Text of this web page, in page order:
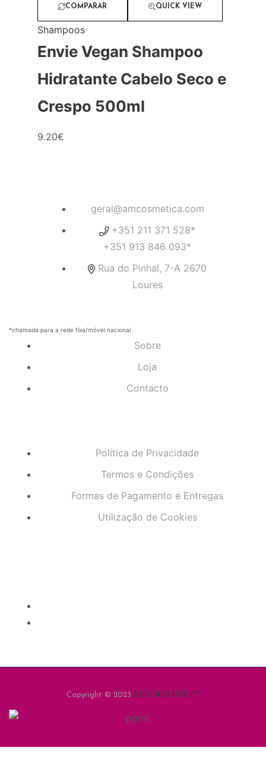
COMPARAR QUICK VIEW
Shampoos
Envie Vegan Shampoo
Hidratante Cabelo Seco e
Crespo 500ml
9.20€
Sobre
Loja
Contacto
Política de Privacidade
Termos e Condições
Formas de Pagamento e Entregas
Utilização de Cookies
geral@amcosmetica.com
+351 211 371 528*
+351 913 846 093*
Rua do Pinhal, 7-A 2670
Loures
*chamada para a rede fixa/móvel nacional
Copyright © 2023 BEECREATIVE.PT